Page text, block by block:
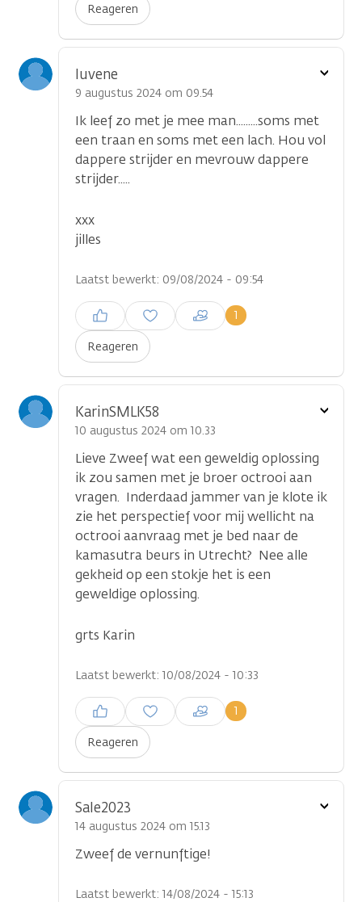
Reageren
luvene
9 augustus 2024 om 09.54
Ik leef zo met je mee man.........soms met
een traan en soms met een lach. Hou vol
dappere strijder en mevrouw dappere
strijder.....
xxx
jilles
Laatst bewerkt: 09/08/2024 - 09:54
Reageren
1
Inloggen om een reactie te
plaatsen
Toon
KarinSMLK58
10 augustus 2024 om 10.33
Lieve Zweef wat een geweldig oplossing
ik zou samen met je broer octrooi aan
vragen. Inderdaad jammer van je klote ik
zie het perspectief voor mij wellicht na
octrooi aanvraag met je bed naar de
kamasutra beurs in Utrecht? Nee alle
gekheid op een stokje het is een
geweldige oplossing.
grts Karin
Laatst bewerkt: 10/08/2024 - 10:33
Reageren
1
Inloggen om een reactie te
plaatsen
Toon
Sale2023
14 augustus 2024 om 15.13
Zweef de vernunftige!
Laatst bewerkt: 14/08/2024 - 15:13
Toon